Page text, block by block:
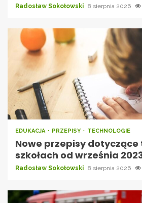
Radosław Sokołowski 8 sierpnia 2026
EDUKACJA PRZEPISY TECHNOLOGIE
Nowe przepisy
szkołach od września
Radosław Sokołowski 8 sierpnia 2026